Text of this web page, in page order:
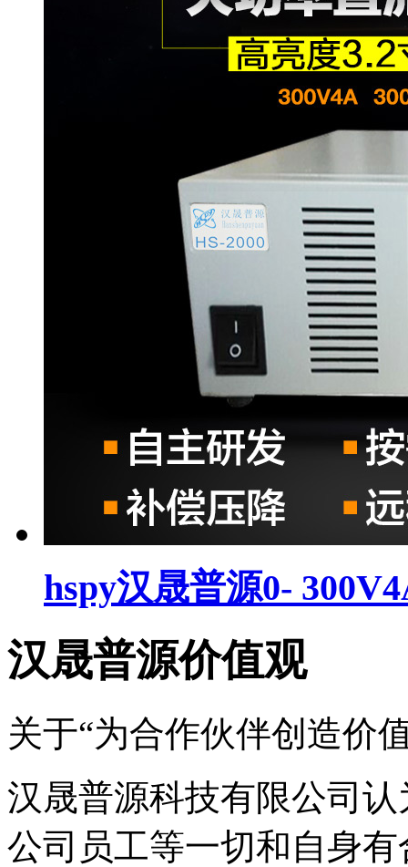
hspy汉晟普源0-
汉晟普源价值观
关于“为合作伙伴创造价
汉晟普源科技有限公司
公司员工等一切和自身